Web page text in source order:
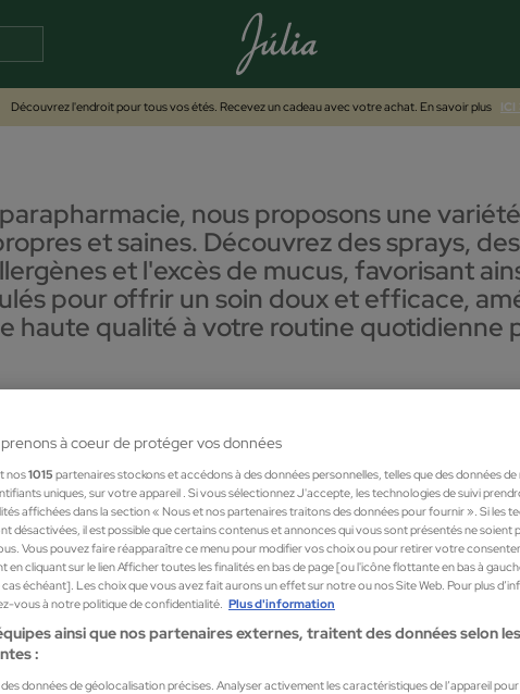
Découvrez l'endroit pour tous vos étés. Recevez un cadeau avec votre achat. En savoir plus ICI
nous proposons une
et saines. Découvrez des sprays,
et l'excès de mucus, favorisant
pour offrir un soin doux et efficace,
haute qualité à votre routine
à coeur de protéger vos données
nos1015 partenaires stockons et accédons à des données personnelles, telles que des données
uniques, sur votre appareil . Si vous sélectionnez J'accepte, les technologies de suivi
affichées dans la section « Nous et nos partenaires traitons des données pour fournir ». Si les
désactivées, il est possible que certains contenus et annonces qui vous sont présentés ne soient
Vous pouvez faire réapparaître ce menu pour modifier vos choix ou pour retirer votre
en cliquant sur le lien Afficher toutes les finalités en bas de page [ou l'icône flottante en bas à
cas échéant]. Les choix que vous avez fait aurons un effet sur notre ou nos Site Web. Pour plus
vous à notre politique de confidentialité. Plus d'information
ainsi que nos partenaires externes, traitent des données selon
:
données de géolocalisation précises. Analyser activement les caractéristiques de l’appareil